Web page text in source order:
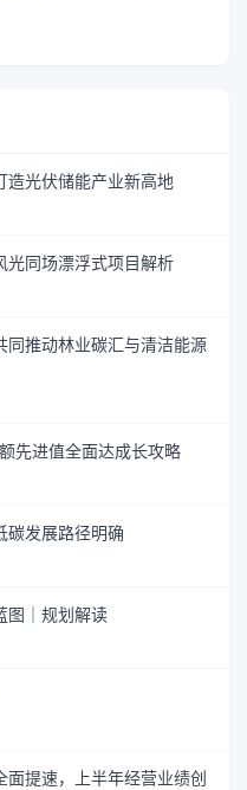
造光伏储能产业新高地
光同场漂浮式项目解析
同推动林业碳汇与清洁能源
先进值全面达成长攻略
碳发展路径明确
图｜规划解读
提速，上半年经营业绩创